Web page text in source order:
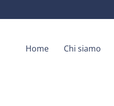
Home Chi siamo